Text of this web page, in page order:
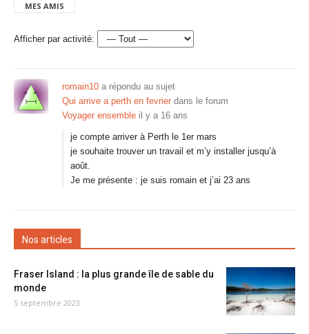
MES AMIS
Afficher par activité:
romain10 a répondu au sujet
Qui arrive a perth en fevrier dans le forum
Voyager ensemble il y a 16 ans
je compte arriver à Perth le 1er mars
je souhaite trouver un travail et m’y installer jusqu’à
août.
Je me présente : je suis romain et j’ai 23 ans
Nos articles
Fraser Island : la plus grande île de sable du
monde
5 septembre 2023